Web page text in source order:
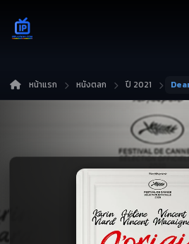
หน้าแรก หนังตลก ปี 2021